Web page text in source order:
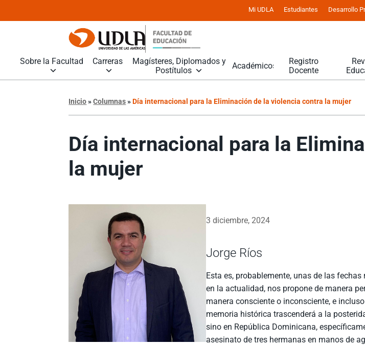
Mi UDLA Estudiantes Desarrollo
Sobre la Facultad Carreras
Magísteres, Diplomados y
Postítulos
Académicos
Registro
Docente
Inicio»Columnas»Día internacional para la Eliminación de la violencia contra la mujer
Día internacional para la
la mujer
3 diciembre, 2024
Jorge Ríos
Esta es, probablemente, unas de las
en la actualidad, nos propone de manera
manera consciente o inconsciente, e
memoria histórica trascenderá a la
sino en República Dominicana,
asesinato de tres hermanas en manos de